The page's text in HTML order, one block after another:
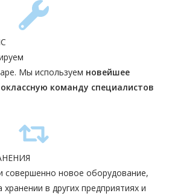
Мы используем новейшее
команду специалистов
новое оборудование,
в других предприятиях и